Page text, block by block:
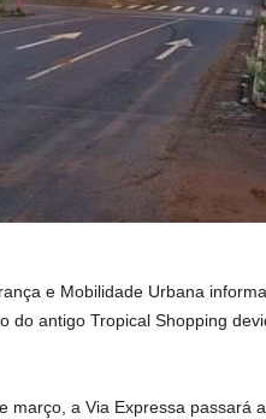
e Mobilidade Urbana
do antigo Tropical Shopping
março, a Via Expressa passará